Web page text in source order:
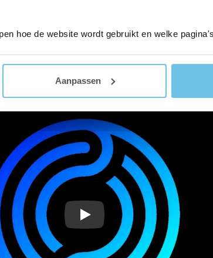
hoe de website wordt gebruikt en welke
Aanpassen
Stem de schoonmaakinstellingen af op
adapter, zijborstel, dweilborstels, stofzak,
Play